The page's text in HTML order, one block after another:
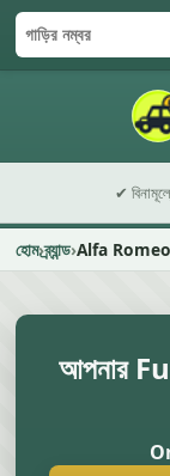
✔
হোম ব্র্যান্ড Alfa Romeo
আপনার